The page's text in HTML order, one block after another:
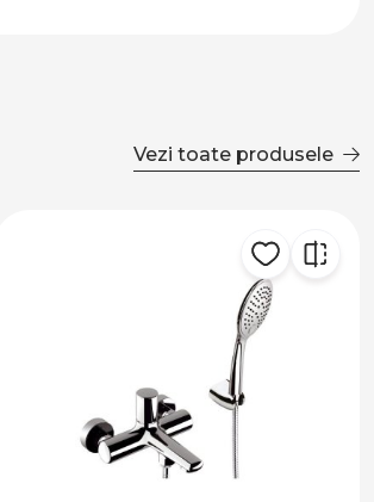
Vezi toate produsele